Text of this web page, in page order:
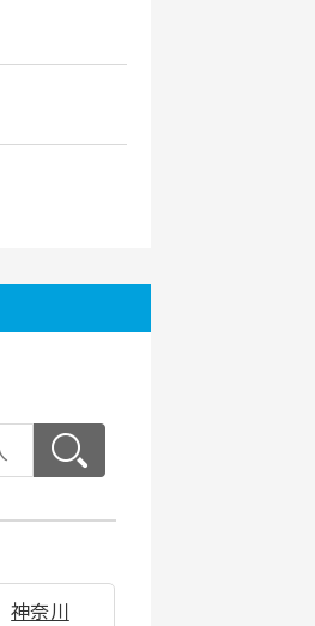
神奈川